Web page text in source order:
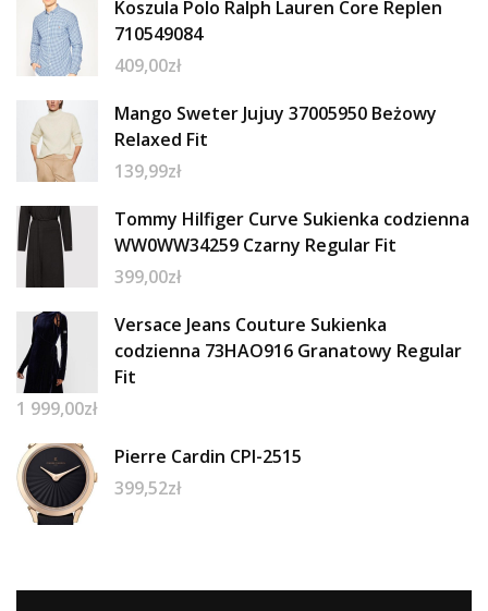
Koszula Polo Ralph Lauren Core Replen
710549084
409,00zł
Mango Sweter Jujuy 37005950 Beżowy
Relaxed Fit
139,99zł
Tommy Hilfiger Curve Sukienka codzienna
WW0WW34259 Czarny Regular Fit
399,00zł
Versace Jeans Couture Sukienka
codzienna 73HAO916 Granatowy Regular
Fit
1 999,00zł
Pierre Cardin CPI-2515
399,52zł